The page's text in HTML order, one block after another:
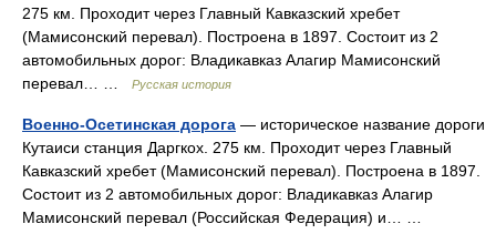
275 км. Проходит через Главный Кавказский хребет
(Мамисонский перевал). Построена в 1897. Состоит из 2
автомобильных дорог: Владикавказ Алагир Мамисонский
перевал… …
Русская история
Военно-Осетинская дорога — историческое название дороги
Кутаиси станция Даргкох. 275 км. Проходит через Главный
Кавказский хребет (Мамисонский перевал). Построена в 1897.
Состоит из 2 автомобильных дорог: Владикавказ Алагир
Мамисонский перевал (Российская Федерация) и… …